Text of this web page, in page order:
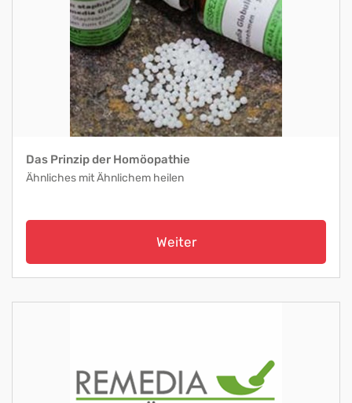
Das Prinzip der Homöopathie
Ähnliches mit Ähnlichem heilen
Weiter